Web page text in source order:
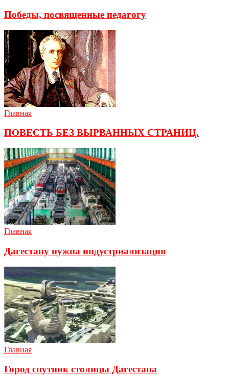
Победы, посвященные педагогу
Главная
ПОВЕСТЬ БЕЗ ВЫРВАННЫХ СТРАНИЦ.
Главная
Дагестану нужна индустриализация
Главная
Город спутник столицы Дагестана